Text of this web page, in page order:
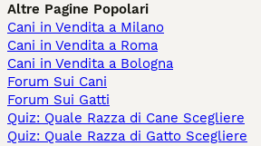
Altre Pagine Popolari
Cani in Vendita a Milano
Cani in Vendita a Roma
Cani in Vendita a Bologna
Forum Sui Cani
Forum Sui Gatti
Quiz: Quale Razza di Cane Scegliere
Quiz: Quale Razza di Gatto Scegliere